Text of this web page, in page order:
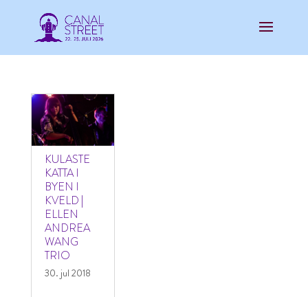
KULASTE
KATTA I
BYEN I
KVELD |
ELLEN
ANDREA
WANG
TRIO
30. jul 2018